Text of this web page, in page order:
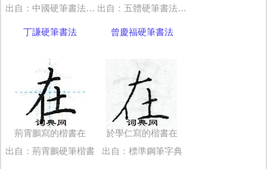
出自：中國硬筆書法字典
丁謙硬筆書法
出自：五體硬筆書法字典
曾慶福硬筆書法
荊霄鵬寫的楷書在
出自：荊霄鵬硬筆楷書
於學仁寫的楷書在
出自：標準鋼筆字典